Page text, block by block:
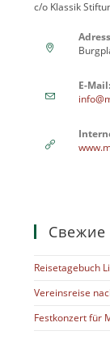
c/o Klassik
E-Mail:
Свежие
Reisetagebuch
Vereinsreise
Festkonzert für